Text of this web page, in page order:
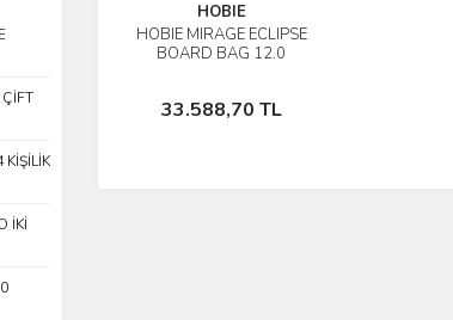
KİŞİLİK
İKİ
HOBIE
HOBIE MIRAGE ECLIPSE
BOARD BAG 12.0
33.588,70 TL
İncele
Sepete Ekle